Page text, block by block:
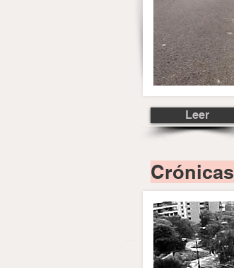
Leer
Crónicas